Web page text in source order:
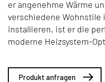
er angenehme Wärme
verschiedene Wohnstile
installieren, ist er die
moderne Heizsystem-
Produkt anfragen